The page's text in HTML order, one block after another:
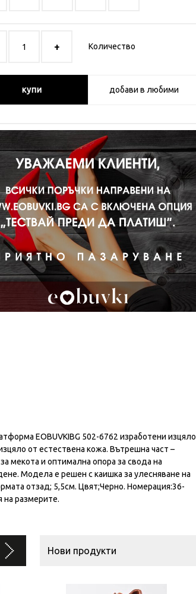
Количество
купи добави в любими
EOBUVKIBG 502-6762 изработени изцяло
от естествена кожа. Вътрешна част –
мекота и оптимална опора за свода на
Модела е решен с каишка за улесняване на
отзад; 5,5см. Цвят;Черно. Номерация:36-
на размерите.
Нови продукти